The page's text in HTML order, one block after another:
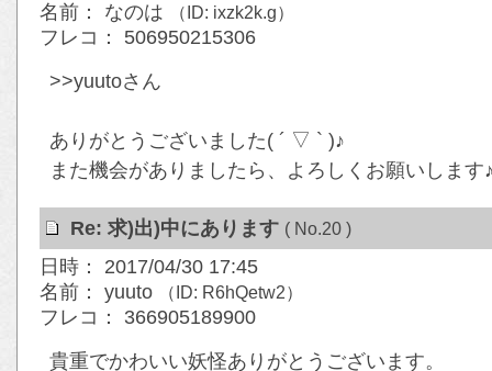
名前： なのは
（ID: ixzk2k.g）
フレコ： 506950215306
>>yuutoさん
ありがとうございました( ´ ▽ ` )♪
また機会がありましたら、よろしくお願いします
Re: 求)出)中にあります ( No.20 )
日時： 2017/04/30 17:45
名前： yuuto
（ID: R6hQetw2）
フレコ： 366905189900
貴重でかわいい妖怪ありがとうございます。